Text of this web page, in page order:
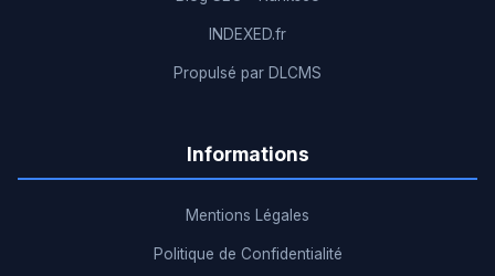
INDEXED.fr
Propulsé par DLCMS
Informations
Mentions Légales
Politique de Confidentialité